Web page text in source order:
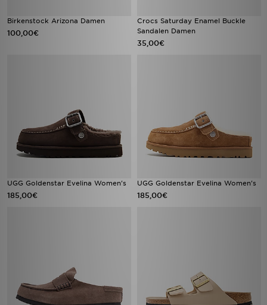
Birkenstock Arizona Damen
100,00€
Crocs Saturday Enamel Buckle
Sandalen Damen
35,00€
UGG Goldenstar Evelina Women's
185,00€
UGG Goldenstar Evelina Women's
185,00€